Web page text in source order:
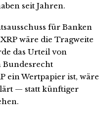
seit Jahren.
für Banken
wäre die Tragweite
das Urteil von
ein Wertpapier ist, wäre
— statt künftiger